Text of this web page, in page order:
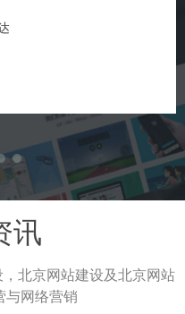
讯
北京网站建设及北京网站
与网络营销